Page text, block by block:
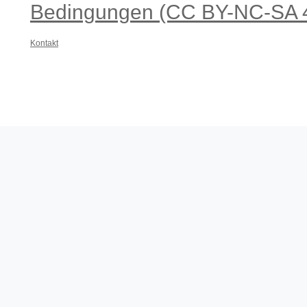
Bedingungen (CC BY-NC-SA
Kontakt